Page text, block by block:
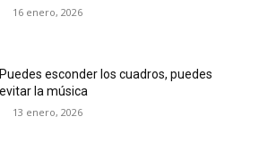
16 enero, 2026
Puedes esconder los cuadros, puedes
evitar la música
13 enero, 2026